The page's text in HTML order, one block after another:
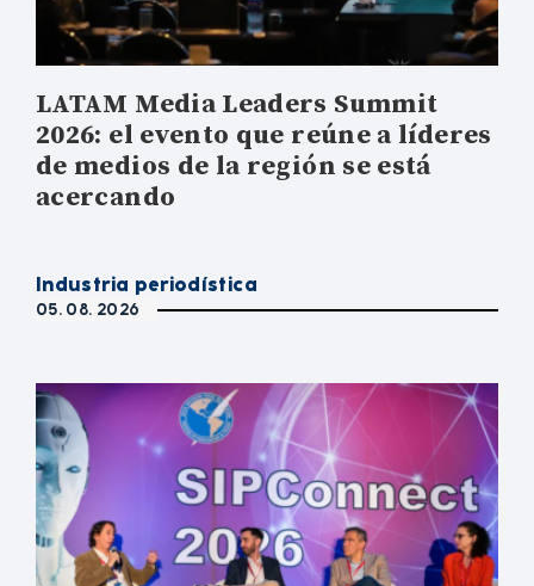
LATAM Media Leaders Summit
2026: el evento que reúne a líderes
de medios de la región se está
acercando
Industria periodística
05. 08. 2026